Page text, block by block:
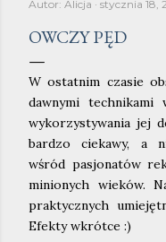
Autor: Alicja stycznia 18,
OWCZY PĘD
W ostatnim czasie
dawnymi technikami
wykorzystywania jej
bardzo ciekawy, a
wśród pasjonatów
minionych wieków.
praktycznych
Efekty wkrótce :)